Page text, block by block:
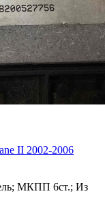
II 2002-2006
МКПП 6ст.; Из